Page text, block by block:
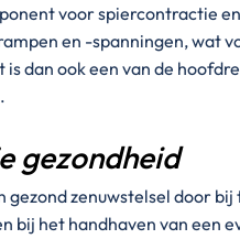
voor spiercontractie
en -spanningen, wat
dan ook een van de
gezondheid
zenuwstelsel door
bij het handhaven van een